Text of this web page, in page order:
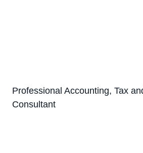
Professional Accounting, Tax
Consultant